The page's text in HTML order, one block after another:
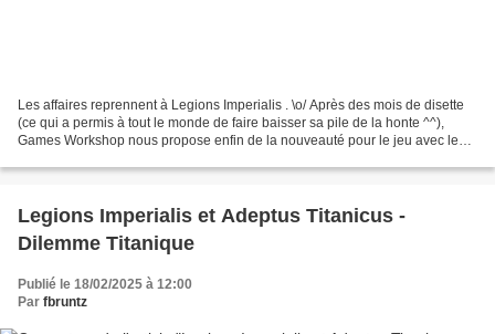
Les affaires reprennent à Legions Imperialis . \o/ Après des mois de disette
(ce qui a permis à tout le monde de faire baisser sa pile de la honte ^^),
Games Workshop nous propose enfin de la nouveauté pour le jeu avec les
Legions Imperialis et Adeptus Titanicus -
Dilemme Titanique
Publié le 18/02/2025 à 12:00
Par fbruntz